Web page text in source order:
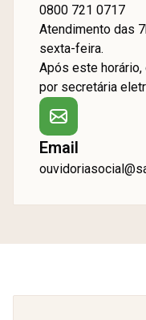
0800 721 0717
Atendimento das
sexta-feira.
Após este
por secretária
Email